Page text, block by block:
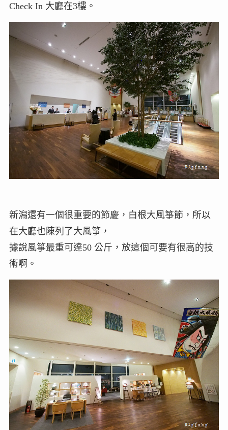
Check In 大廳在3樓。
新潟還有一個很重要的節慶，白根大風箏節，所以
在大廳也陳列了大風箏，
據說風箏最重可達50 公斤，放這個可要有很高的技
術啊。